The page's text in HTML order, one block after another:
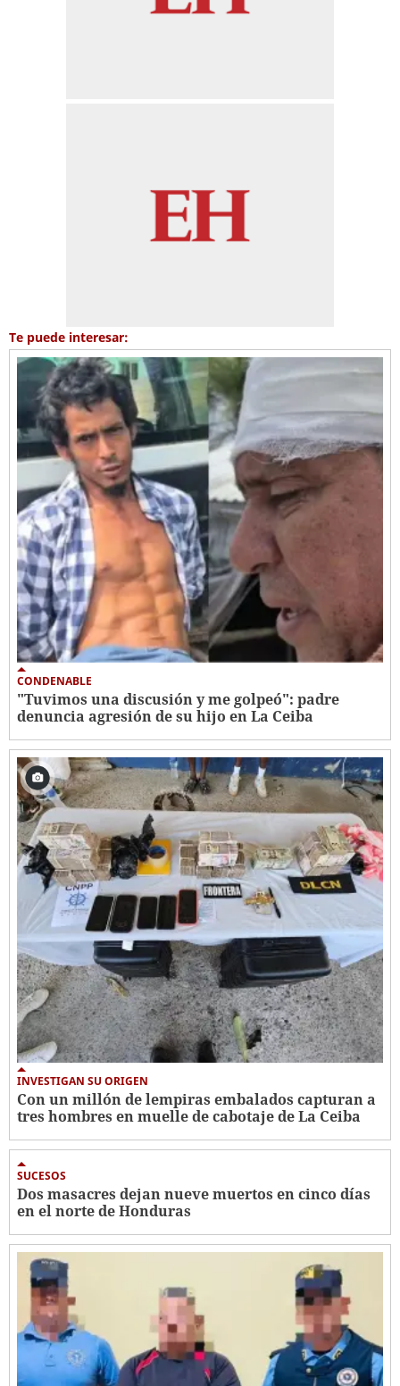
Te puede interesar:
CONDENABLE
"Tuvimos una discusión y me golpeó": padre
denuncia agresión de su hijo en La Ceiba
INVESTIGAN SU ORIGEN
Con un millón de lempiras embalados capturan a
tres hombres en muelle de cabotaje de La Ceiba
SUCESOS
Dos masacres dejan nueve muertos en cinco días
en el norte de Honduras